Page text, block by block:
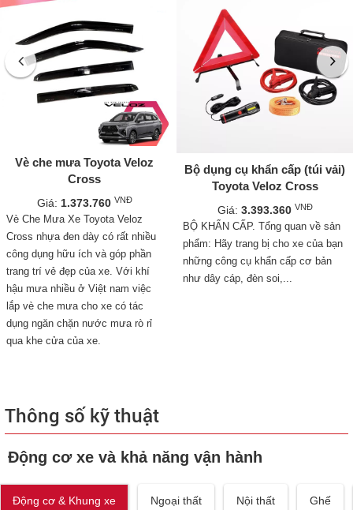
Vè che mưa Toyota Veloz
Cross
Giá: 1.373.760 VNĐ
Vè Che Mưa Xe Toyota Veloz
Cross nhựa đen dày có rất nhiều
công dụng hữu ích và góp phần
trang trí vẻ đẹp của xe. Với khí
hậu mưa nhiều ở Việt nam việc
lắp vè che mưa cho xe có tác
dụng ngăn chặn nước mưa rò rỉ
qua khe cửa của xe.
Bộ dụng cụ khẩn cấp (túi vải)
Toyota Veloz Cross
Giá: 3.393.360 VNĐ
BỘ KHẨN CẤP. Tổng quan về sản
phẩm: Hãy trang bị cho xe của bạn
những công cụ khẩn cấp cơ bản
như dây cáp, đèn soi,...
Thông số kỹ thuật
Động cơ xe và khả năng vận hành
Động cơ & Khung xe Ngoại thất Nội thất Ghế